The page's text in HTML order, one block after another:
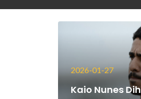
2026-01-27
Kaio Nunes